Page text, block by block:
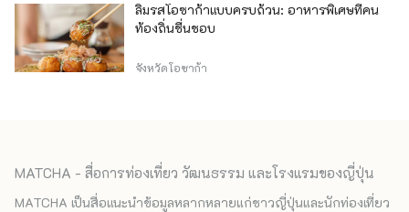
ลิ้มรสโอซาก้าแบบครบถ้วน: อาหารพิเศษที่คน
ท้องถิ่นชื่นชอบ
จังหวัดโอซาก้า
MATCHA - สื่อการท่องเที่ยว วัฒนธรรม และโรงแรมของญี่ปุ่น
MATCHA เป็นสื่อแนะนำข้อมูลหลากหลายแก่ชาวญี่ปุ่นและนักท่องเที่ยว